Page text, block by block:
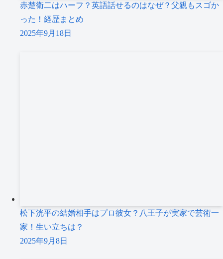
赤楚衛二はハーフ？英語話せるのはなぜ？父親もスゴか
った！経歴まとめ
2025年9月18日
松下洸平の結婚相手はプロ彼女？八王子が実家で芸術一
家！生い立ちは？
2025年9月8日